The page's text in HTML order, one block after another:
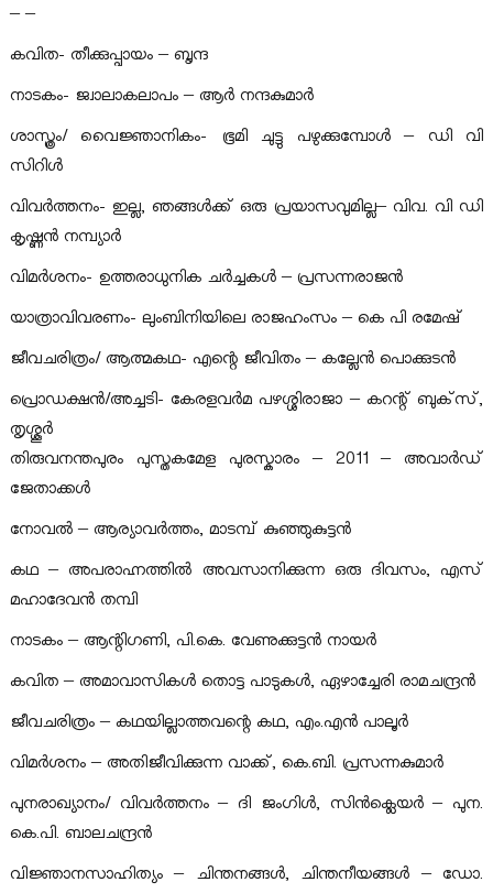
– –
കവിത- തീക്കുപ്പായം – ബൃന്ദ
നാടകം- ജ്വാലാകലാപം – ആര്‍ നന്ദകുമാര്‍
ശാസ്ത്രം/ വൈജ്ഞാനികം- ഭൂമി ചുട്ടു പഴുക്കുമ്പോള്‍ – ഡി വി
സിറിള്‍
വിവര്‍ത്തനം- ഇല്ല, ഞങ്ങള്‍ക്ക് ഒരു പ്രയാസവുമില്ല– വിവ. വി ഡി
കൃഷ്ണന്‍ നമ്പ്യാര്‍
വിമര്‍ശനം- ഉത്തരാധുനിക ചര്‍ച്ചകള്‍ – പ്രസന്നരാജന്‍
യാത്രാവിവരണം- ലുംബിനിയിലെ രാജഹംസം – കെ പി രമേഷ്
ജീവചരിത്രം/ ആത്മകഥ- എന്റെ ജീവിതം – കല്ലേന്‍ പൊക്കുടന്‍
പ്രൊഡക്ഷന്‍/അച്ചടി- കേരളവര്‍മ പഴശ്ശിരാജാ – കറന്റ് ബുക്‌സ്,
തൃശ്ശൂര്‍
തിരുവനന്തപുരം പുസ്തകമേള പുരസ്കാരം – 2011 – അവാര്‍ഡ്
ജേതാക്കള്‍
നോവല്‍ – ആര്യാവര്‍ത്തം, മാടമ്പ് കുഞ്ഞുകുട്ടന്‍
കഥ – അപരാഹ്നത്തില്‍ അവസാനിക്കുന്ന ഒരു ദിവസം, എസ്
മഹാദേവന്‍ തമ്പി
നാടകം – ആന്റിഗണി, പി.കെ. വേണുക്കുട്ടന്‍ നായര്‍
കവിത – അമാവാസികള്‍ തൊട്ട പാടുകള്‍, ഏഴാച്ചേരി രാമചന്ദ്രന്‍
ജീവചരിത്രം – കഥയില്ലാത്തവന്റെ കഥ, എം.എന്‍ പാലൂര്‍
വിമര്‍ശനം – അതിജീവിക്കുന്ന വാക്ക്, കെ.ബി. പ്രസന്നകുമാര്‍
പുനരാഖ്യാനം/ വിവര്‍ത്തനം – ദി ജംഗിള്‍, സിന്‍ക്ലെയര്‍ – പുന.
കെ.പി. ബാലചന്ദ്രന്‍
വിജ്ഞാനസാഹിത്യം – ചിന്തനങ്ങള്‍, ചിന്തനീയങ്ങള്‍ – ഡോ.